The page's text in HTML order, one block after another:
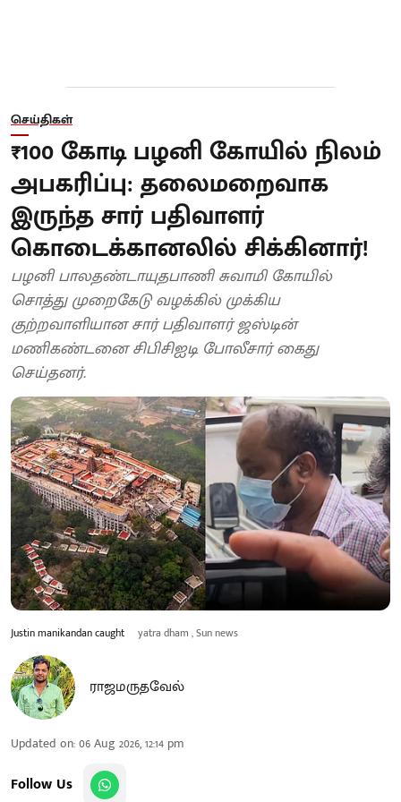
செய்திகள்
₹100 கோடி பழனி கோயில் நிலம்
அபகரிப்பு: தலைமறைவாக
இருந்த சார் பதிவாளர்
கொடைக்கானலில் சிக்கினார்!
பழனி பாலதண்டாயுதபாணி சுவாமி கோயில்
சொத்து முறைகேடு வழக்கில் முக்கிய
குற்றவாளியான சார் பதிவாளர் ஜஸ்டின்
மணிகண்டனை சிபிசிஐடி போலீசார் கைது
செய்தனர்.
Justin manikandan caught yatra dham , Sun news
ராஜமருதவேல்
Updated on:06 Aug 2026, 12:14 pm
Follow Us